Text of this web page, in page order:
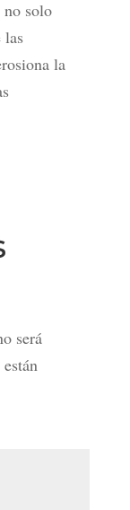
solo
las
la
será